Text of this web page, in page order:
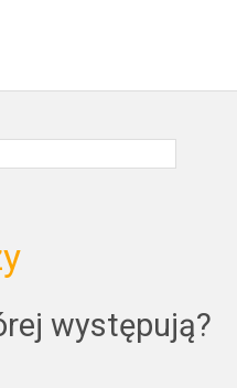
występują?